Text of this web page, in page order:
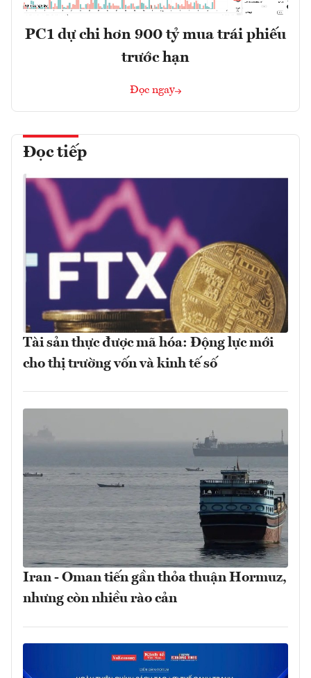
PC1 dự chi hơn 900 tỷ mua trái phiếu
trước hạn
Đọc ngay
Đọc tiếp
Tài sản thực được mã hóa: Động lực mới
cho thị trường vốn và kinh tế số
Iran - Oman tiến gần thỏa thuận Hormuz,
nhưng còn nhiều rào cản